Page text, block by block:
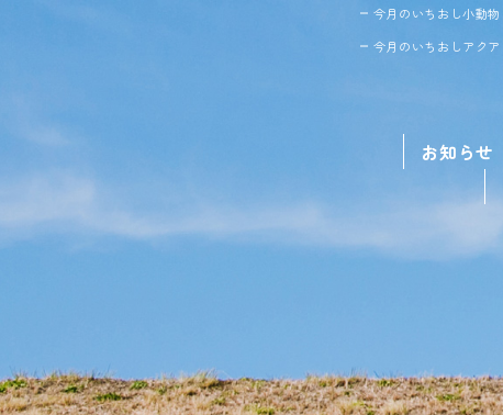
今月のいちおし小動物
今月のいちおしアクア
お知らせ